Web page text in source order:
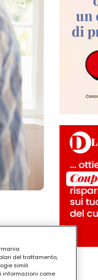
del trattamento,
simili
informazioni come